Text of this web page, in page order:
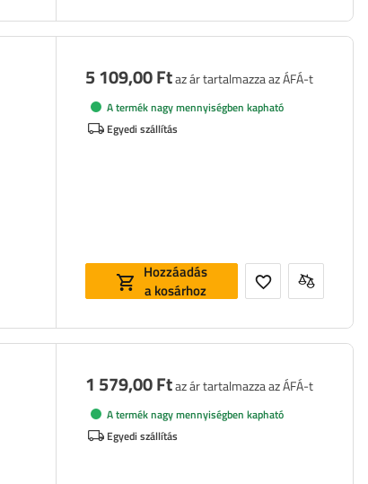
5 109,00 Ftaz ár tartalmazza az ÁFÁ-t
A termék nagy mennyiségben kapható
Egyedi szállítás
Hozzáadás
a kosárhoz
1 579,00 Ftaz ár tartalmazza az ÁFÁ-t
A termék nagy mennyiségben kapható
Egyedi szállítás